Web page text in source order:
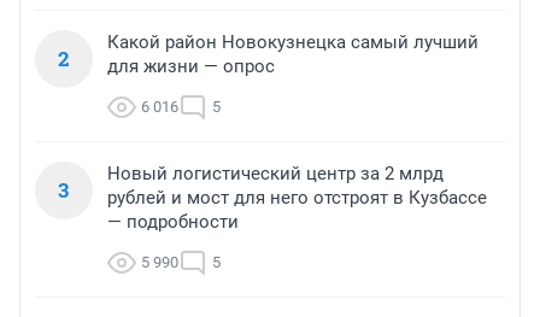
2
Какой район Новокузнецка самый лучший
для жизни — опрос
6 016 5
3
Новый логистический центр за 2 млрд
рублей и мост для него отстроят в Кузбассе
— подробности
5 990 5